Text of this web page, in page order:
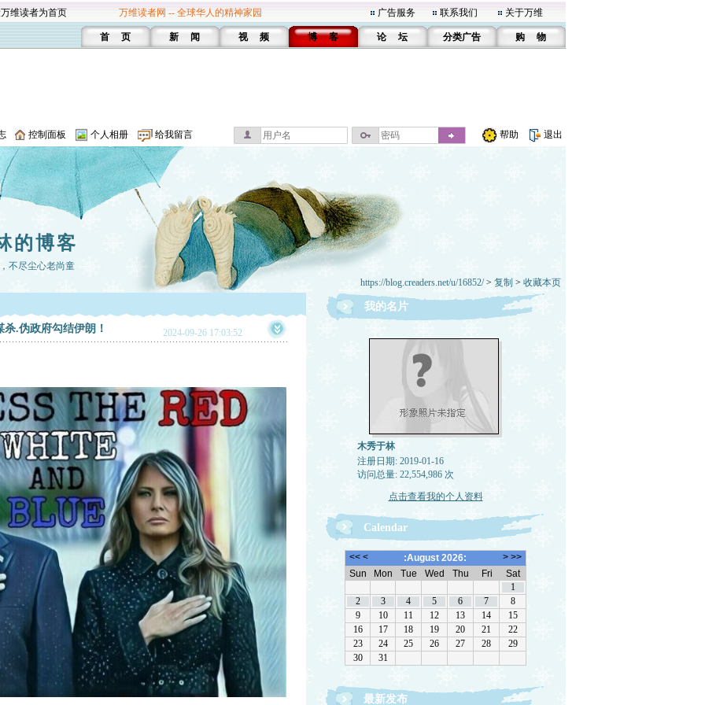
维读者为首页 万维读者网 -- 全球华人的精神家园 广告服务 联系我们 关于万维
首 页 新 闻 视 频 博 客 论 坛 分类广告 购 物
控制面板 个人相册 给我留言 帮助 退出
的博客
不尽尘心老尚童
https://blog.creaders.net/u/16852/> 复制 > 收藏本页
.伪政府勾结伊朗！ 2024-09-26 17:03:52
我的名片
木秀于林
注册日期: 2019-01-16
访问总量: 22,554,986 次
点击查看我的个人资料
Calendar
最新发布